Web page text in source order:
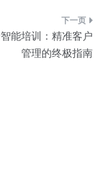
能培训：精准客户
管理的终极指南